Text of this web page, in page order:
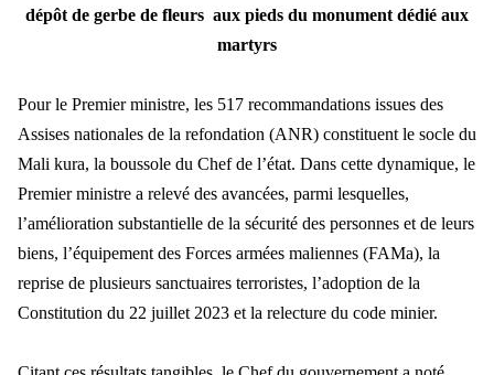
dépôt de gerbe de fleurs aux pieds du monument dédié aux
martyrs
Pour le Premier ministre, les 517 recommandations issues des
Assises nationales de la refondation (ANR) constituent le socle du
Mali kura, la boussole du Chef de l’état. Dans cette dynamique, le
Premier ministre a relevé des avancées, parmi lesquelles,
l’amélioration substantielle de la sécurité des personnes et de leurs
biens, l’équipement des Forces armées maliennes (FAMa), la
reprise de plusieurs sanctuaires terroristes, l’adoption de la
Constitution du 22 juillet 2023 et la relecture du code minier.